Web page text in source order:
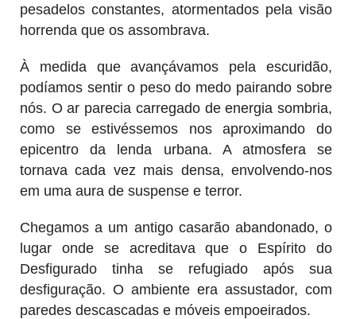
pesadelos constantes, atormentados pela visão
horrenda que os assombrava.
À medida que avançávamos pela escuridão,
podíamos sentir o peso do medo pairando sobre
nós. O ar parecia carregado de energia sombria,
como se estivéssemos nos aproximando do
epicentro da lenda urbana. A atmosfera se
tornava cada vez mais densa, envolvendo-nos
em uma aura de suspense e terror.
Chegamos a um antigo casarão abandonado, o
lugar onde se acreditava que o Espírito do
Desfigurado tinha se refugiado após sua
desfiguração. O ambiente era assustador, com
paredes descascadas e móveis empoeirados.